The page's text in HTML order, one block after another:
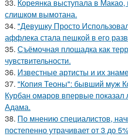
33. Кореянка выступала в
слишком вымотана.
34. "Девушку Просто
аффлека стала пешкой в его
35. Съёмочная площадка как
чувствительности.
36. Известные артисты и их
37. "Копия Теоны": бывший муж
Курбан омаров впервые показал
Адама.
38. По мнению специалистов,
постепенно утрачивает от 3 до